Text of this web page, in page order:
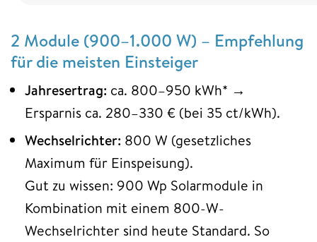
2 Module (900–1.000 W) – Empfehlung
für die meisten Einsteiger
Jahresertrag: ca. 800–950 kWh* →
Ersparnis ca. 280–330 € (bei 35 ct/kWh).
Wechselrichter: 800 W (gesetzliches
Maximum für Einspeisung).
Gut zu wissen: 900 Wp Solarmodule in
Kombination mit einem 800-W-
Wechselrichter sind heute Standard. So